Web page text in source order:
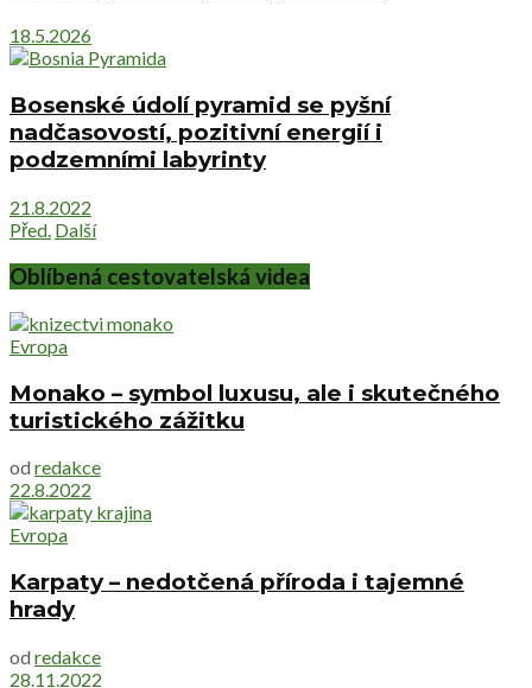
18.5.2026
Bosenské údolí pyramid se pyšní
nadčasovostí, pozitivní energií i
podzemními labyrinty
21.8.2022
Před. Další
Oblíbená cestovatelská videa
Evropa
Monako – symbol luxusu, ale i skutečného
turistického zážitku
od redakce
22.8.2022
Evropa
Karpaty – nedotčená příroda i tajemné
hrady
od redakce
28.11.2022